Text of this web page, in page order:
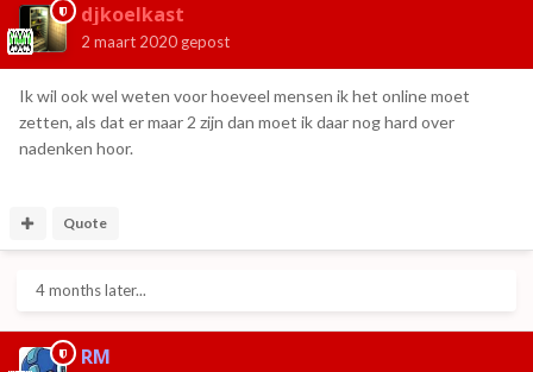
djkoelkast
2 maart 2020 gepost
Ik wil ook wel weten voor hoeveel mensen ik het online moet
zetten, als dat er maar 2 zijn dan moet ik daar nog hard over
nadenken hoor.
Quote
4 months later...
RM